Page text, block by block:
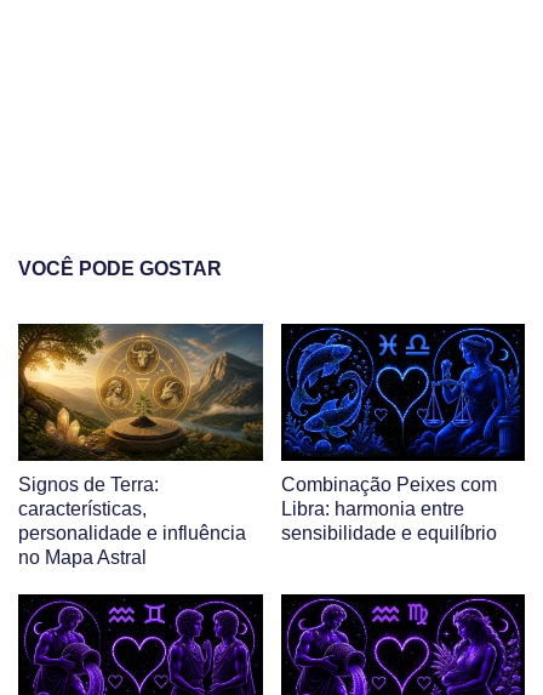
VOCÊ PODE GOSTAR
Signos de Terra:
características,
personalidade e influência
no Mapa Astral
Combinação Peixes com
Libra: harmonia entre
sensibilidade e equilíbrio